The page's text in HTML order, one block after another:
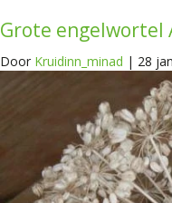
Grote engelwortel
Door Kruidinn_minad | 28